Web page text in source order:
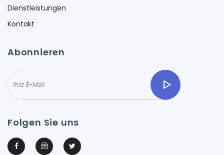
Dienstleistungen
Kontakt
Abonnieren
Folgen Sie uns